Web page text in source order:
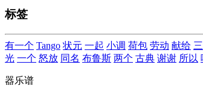
标签
有一个 Tango 状元 一起 小调 荷包 劳动 献给
光 一个 怒放 同名 布鲁斯 两个 古典 谢谢 所以
器乐谱